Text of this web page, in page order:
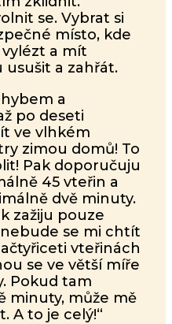
se. Vybrat si
místo, kde
a mít
usušit a zahřát.
a
po deseti
ve vlhkém
zimou domů! To
Pak doporučuju
45 vteřin a
dvě minuty.
zažiju pouze
se mi chtít
vteřinách
se ve větší míře
Pokud tam
minuty, může mě
A to je celý!“